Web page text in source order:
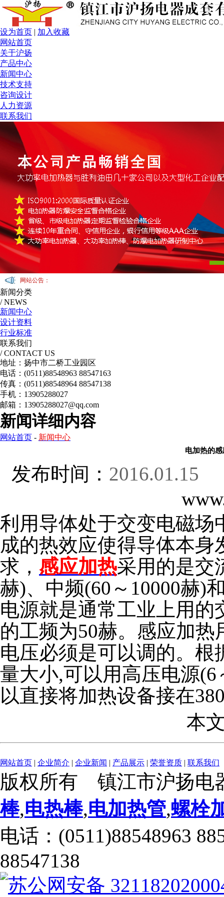
设为首页 | 加入收藏
网站首页
关于沪扬
产品中心
新闻中心
技术支持
咨询设计
人力资源
联系我们
网站公告：
新闻分类
/ NEWS
新闻中心
设计资料
行业标准
联系我们
/ CONTACT US
地址：扬中市二桥工业园区
电话：(0511)88548963 88547163
传真：(0511)88548964 88547138
手机：13905288027
邮箱：13905288027@qq.com
新闻详细内容
网站首页 - 新闻中心
电加热的
发布时间： 2016.01.15
利用导体处于交变电磁场
成的热效应使得导体本
求， 感应加热采用的是交
赫)、中频(60～10000赫)
电源就是通常工业上用
的工频为50赫。感应加
电压必须是可以调的。
量大小,可以用高压电源
以直接将加热设备接在
本
网站首页 | 企业简介 | 企业新闻 | 产品展示 | 荣誉资质 | 联系我们
版权所有 镇江市沪扬
棒,电热棒,电加热管,螺栓
电话：(0511)88548963
88547138
苏公网安备